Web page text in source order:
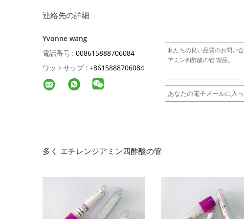
連絡先の詳細
Yvonne wang
電話番号 : 008615888706084
ワットサップ : +8615888706084
多く エチレンジアミン四酢酸の管